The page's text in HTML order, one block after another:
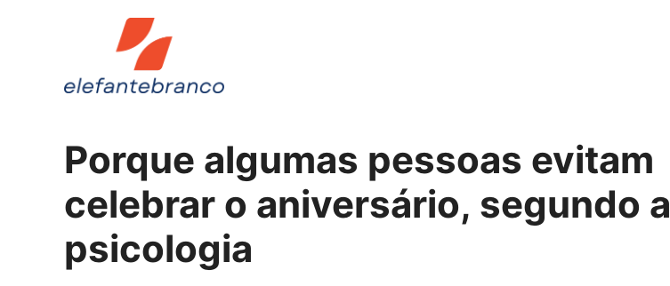
Porque algumas pessoas evitam
celebrar o aniversário, segundo a
psicologia